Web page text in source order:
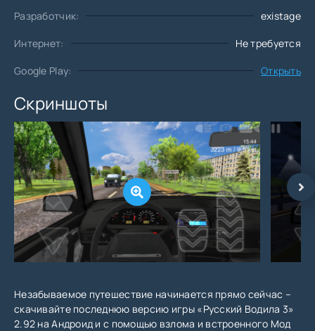
Разработчик: existage
Интернет: Не требуется
Google Play: Открыть
Скриншоты
Незабываемое путешествие начинается прямо сейчас –
скачивайте последнюю версию игры «Русский Водила 3»
2.92 на Андроид и с помощью взлома и встроенного Мод